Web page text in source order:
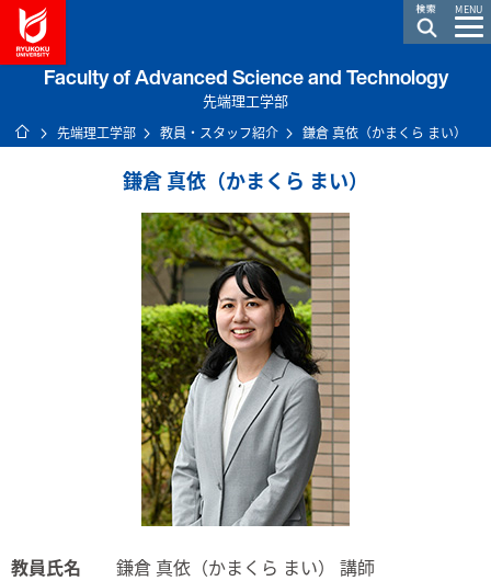
MENU
Faculty of Advanced Science and Technology
先端理工学部
ホーム
先端理工学部 教員・スタッフ紹介 鎌倉 真依（かまくら まい）
鎌倉 真依（かまくら まい）
教員氏名
鎌倉 真依（かまくら まい） 講師